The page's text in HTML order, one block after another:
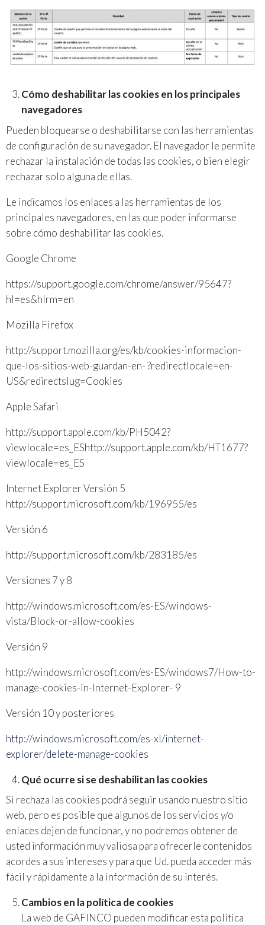
Cómo deshabilitar las cookies en los principales
navegadores
Pueden bloquearse o deshabilitarse con las herramientas
de configuración de su navegador. El navegador le permite
rechazar la instalación de todas las cookies, o bien elegir
rechazar solo alguna de ellas.
Le indicamos los enlaces a las herramientas de los
principales navegadores, en las que poder informarse
sobre cómo deshabilitar las cookies.
Google Chrome
https://support.google.com/chrome/answer/95647?
hl=es&hlrm=en
Mozilla Firefox
http://support.mozilla.org/es/kb/cookies-informacion-
que-los-sitios-web-guardan-en- ?redirectlocale=en-
US&redirectslug=Cookies
Apple Safari
http://support.apple.com/kb/PH5042?
viewlocale=es_EShttp://support.apple.com/kb/HT1677?
viewlocale=es_ES
Internet Explorer Versión 5
http://support.microsoft.com/kb/196955/es
Versión 6
http://support.microsoft.com/kb/283185/es
Versiones 7 y 8
http://windows.microsoft.com/es-ES/windows-
vista/Block-or-allow-cookies
Versión 9
http://windows.microsoft.com/es-ES/windows7/How-to-
manage-cookies-in-Internet-Explorer- 9
Versión 10 y posteriores
http://windows.microsoft.com/es-xl/internet-
explorer/delete-manage-cookies
Qué ocurre si se deshabilitan las cookies
Si rechaza las cookies podrá seguir usando nuestro sitio
web, pero es posible que algunos de los servicios y/o
enlaces dejen de funcionar, y no podremos obtener de
usted información muy valiosa para ofrecerle contenidos
acordes a sus intereses y para que Ud. pueda acceder más
fácil y rápidamente a la información de su interés.
Cambios en la política de cookies
La web de GAFINCO pueden modificar esta política